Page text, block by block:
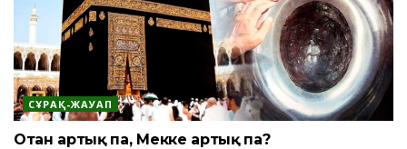
СҰРАҚ-ЖАУАП
Отан артық па, Мекке артық па?